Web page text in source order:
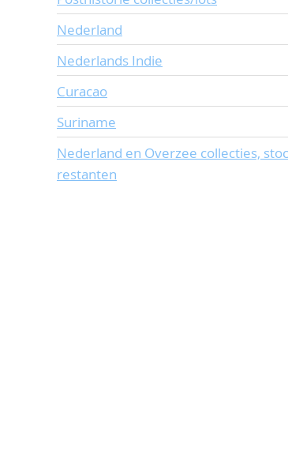
Nederland
Nederlands Indie
Curacao
Suriname
Nederland en Overzee collecties,
restanten